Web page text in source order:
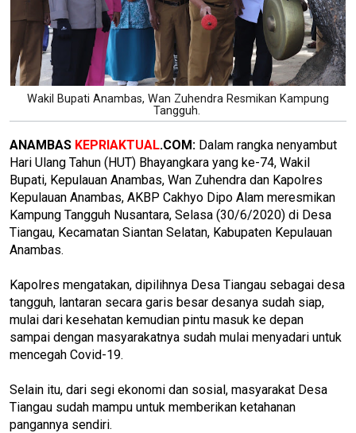
Wakil Bupati Anambas, Wan Zuhendra Resmikan Kampung
Tangguh.
ANAMBAS KEPRIAKTUAL.COM: Dalam rangka nenyambut
Hari Ulang Tahun (HUT) Bhayangkara yang ke-74, Wakil
Bupati, Kepulauan Anambas, Wan Zuhendra dan Kapolres
Kepulauan Anambas, AKBP Cakhyo Dipo Alam meresmikan
Kampung Tangguh Nusantara, Selasa (30/6/2020) di Desa
Tiangau, Kecamatan Siantan Selatan, Kabupaten Kepulauan
Anambas.
Kapolres mengatakan, dipilihnya Desa Tiangau sebagai desa
tangguh, lantaran secara garis besar desanya sudah siap,
mulai dari kesehatan kemudian pintu masuk ke depan
sampai dengan masyarakatnya sudah mulai menyadari untuk
mencegah Covid-19.
Selain itu, dari segi ekonomi dan sosial, masyarakat Desa
Tiangau sudah mampu untuk memberikan ketahanan
pangannya sendiri.